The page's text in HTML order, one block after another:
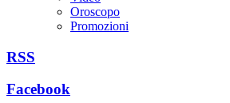
Oroscopo
Promozioni
RSS
Facebook